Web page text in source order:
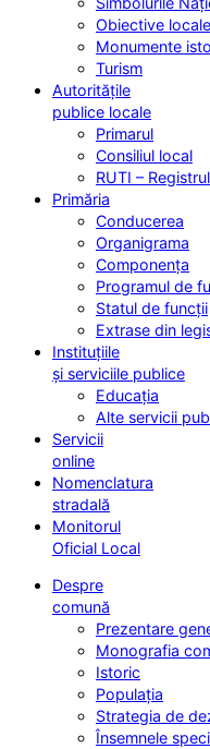
Obiective locale
Monumente
Turism
Autoritățile
publice locale
Primarul
Consiliul local
RUTI –
Primăria
Conducerea
Organigrama
Componența
Programul de
Statul de funcții
Extrase din
Instituțiile
și serviciile publice
Educația
Alte servicii
Servicii
online
Nomenclatura
stradală
Monitorul
Oficial Local
Despre
comună
Prezentare
Monografia
Istoric
Populația
Strategia de
Însemnele